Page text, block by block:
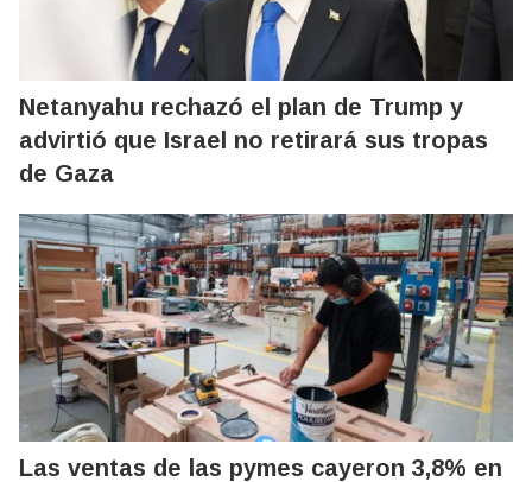
Netanyahu rechazó el plan de Trump y
advirtió que Israel no retirará sus tropas
de Gaza
Las ventas de las pymes cayeron 3,8% en